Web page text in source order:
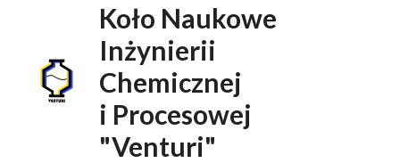
Koło Naukowe
Inżynierii
Chemicznej
i Procesowej
"Venturi"